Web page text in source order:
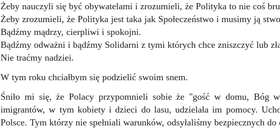
Żeby nauczyli się być obywatelami i zrozumieli, że Polityka to nie coś
Żeby zrozumieli, że Polityka jest taka jak Społeczeństwo i musimy ją
Bądźmy mądrzy, cierpliwi i spokojni.
Bądźmy odważni i bądźmy Solidarni z tymi których chce zniszczyć lub
Nie traćmy nadziei.
W tym roku chciałbym się podzielić swoim snem.
Śniło mi się, że Polacy przypomnieli sobie że "gość w domu, Bóg
imigrantów, w tym kobiety i dzieci do lasu, udzielała im pomocy.
Polsce. Tym którzy nie spełniali warunków, odsyłaliśmy bezpiecznych do